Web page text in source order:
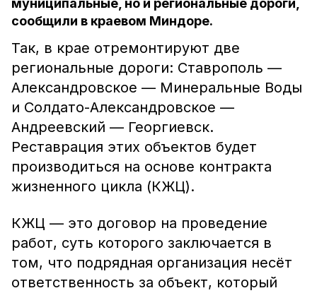
муниципальные, но и региональные дороги,
сообщили в краевом Миндоре.
Так, в крае отремонтируют две
региональные дороги: Ставрополь —
Александровское — Минеральные Воды
и Солдато-Александровское —
Андреевский — Георгиевск.
Реставрация этих объектов будет
производиться на основе контракта
жизненного цикла (КЖЦ).
КЖЦ — это договор на проведение
работ, суть которого заключается в
том, что подрядная организация несёт
ответственность за объект, который